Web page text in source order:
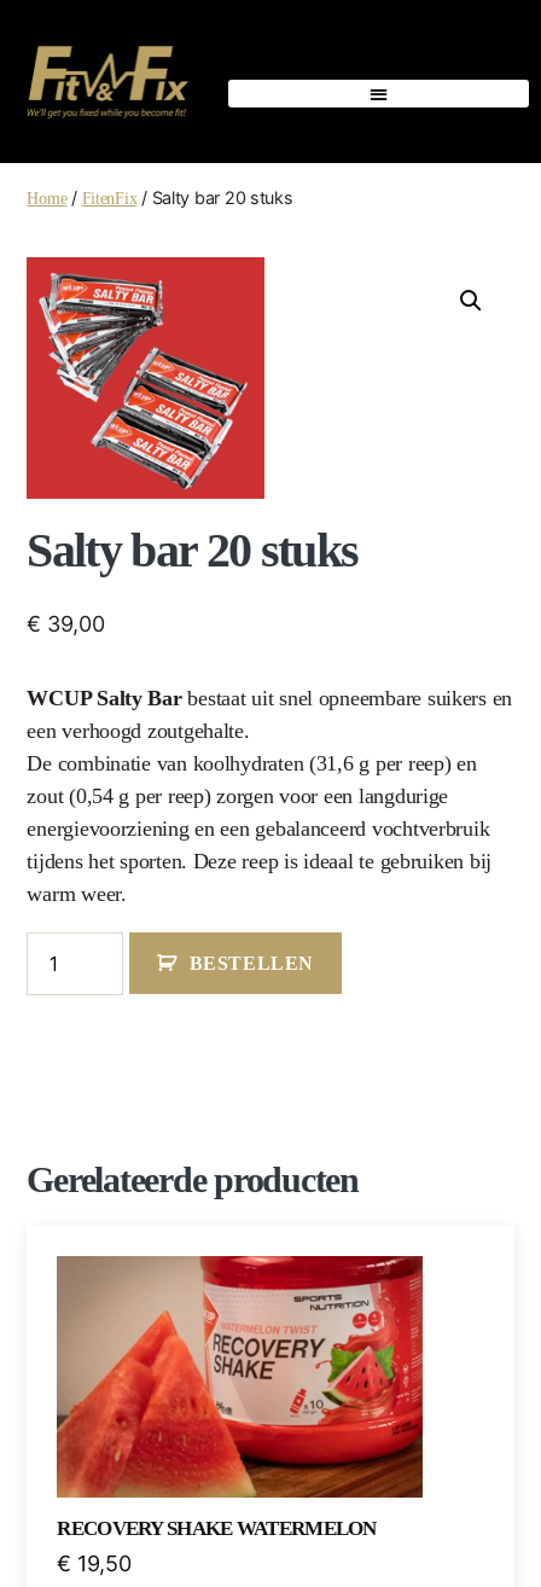
Home/ FitenFix/ Salty bar 20 stuks
Salty bar 20 stuks
€ 39,00
WCUP Salty Barbestaat uit snel opneembare suikers en
een verhoogd zoutgehalte.
De combinatie van koolhydraten (31,6 g per reep) en
zout (0,54 g per reep) zorgen voor een langdurige
energievoorziening en een gebalanceerd vochtverbruik
tijdens het sporten. Deze reep is ideaal te gebruiken bij
warm weer.
BESTELLEN
Gerelateerde producten
RECOVERY SHAKE WATERMELON
€ 19,50